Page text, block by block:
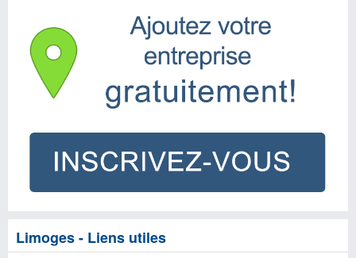
Limoges - Liens utiles